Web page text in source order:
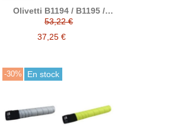
Olivetti B1194 / B1195 /
B1196 / B1197 tóner
compatible
53,22 €
37,25 €
-30% En stock